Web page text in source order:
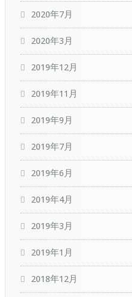
2020年7月
2020年3月
2019年12月
2019年11月
2019年9月
2019年7月
2019年6月
2019年4月
2019年3月
2019年1月
2018年12月